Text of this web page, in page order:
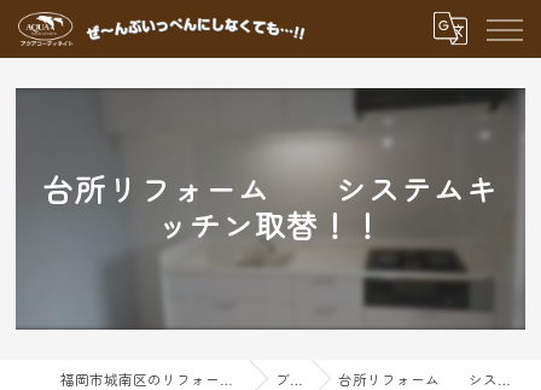
台所リフォーム システムキ
ッチン取替！！
ブログ 台所リフォーム システムキッチン取替！！